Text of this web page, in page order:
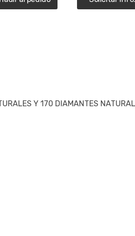
Y 170 DIAMANTES